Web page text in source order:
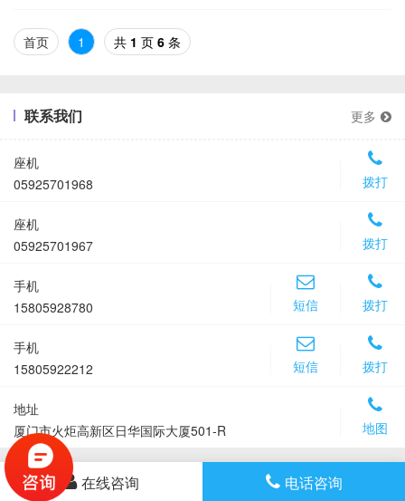
首页 1 共 1 页 6 条
联系我们 更多
拨打
座机
05925701968
拨打
座机
05925701967
拨打
短信
手机
15805928780
拨打
短信
手机
15805922212
地图
地址
厦门市火炬高新区日华国际大厦501-R
在线咨询 电话咨询